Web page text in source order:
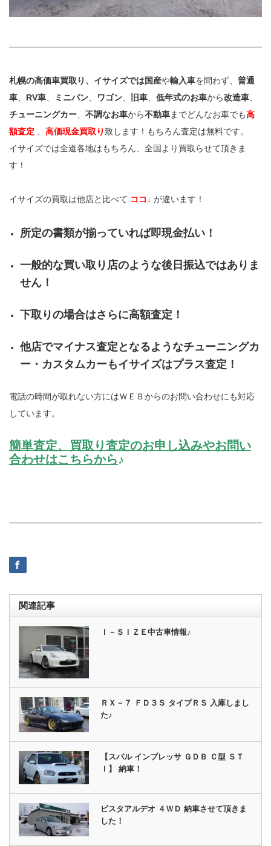
札幌の高価車買取り、イサイズでは国産や輸入車を問わず、 普通
車
RV車 ミニバン ワゴン 旧車 低年式のお車から改造車
チューニングカー
不調なお車から不動車までどんなお車でも高
額査定
高価現金買取り致します！もちろん査定は無料です。
イサイズでは全道各地はもちろん、全国より買取らせて頂きま
す！
イサイズの買取は他店と比べて ココ↓ が違います！
所定の書類が揃っていれば即現金払い！
一般的な買い取り店のような後日振込ではありま
せん！
下取りの場合はさらに高額査定！
他店でマイナス査定となるようなチューニングカ
ー・カスタムカーもイサイズはプラス査定！
電話の時間が取れない方にはＷＥＢからのお問い合わせにも対応
しています。
簡単査定、買取り査定のお申し込みやお問い
合わせはこちらから♪
関連記事
Ｉ－ＳＩＺＥ中古車情報♪
ＲＸ－７ ＦＤ３Ｓ タイプＲＳ 入庫しまし
た♪
【スバル インプレッサ ＧＤＢ Ｃ型 ＳＴ
Ｉ】 納車！
ビスタアルデオ ４ＷＤ 納車させて頂きま
した！